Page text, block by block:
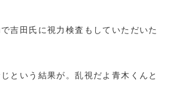
吉田氏に視力検査もしていただいた
という結果が。乱視だよ青木くんと